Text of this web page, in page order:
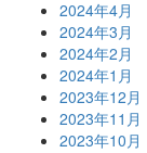
2024年4月
2024年3月
2024年2月
2024年1月
2023年12月
2023年11月
2023年10月